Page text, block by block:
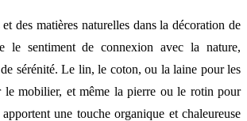
des matières naturelles dans la décoration de
le sentiment de connexion avec la nature,
sérénité. Le lin, le coton, ou la laine pour les
le mobilier, et même la pierre ou le rotin pour
apportent une touche organique et chaleureuse